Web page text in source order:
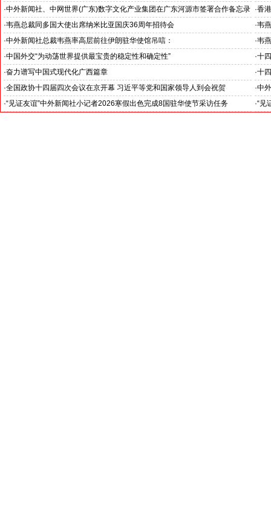
证
·中外新闻社、中网世界(广东)数字文化产业集团在广东河源市签署合作备忘录 ·香
·韦燕总裁同多国大使出席纳米比亚国庆36周年招待会 ·韦
·中外新闻社总裁韦燕率高层前往伊朗驻华使馆吊唁：
对哈梅内伊最高领袖遇难表示沉痛哀悼
·韦
·中国外交“为动荡世界提供最宝贵的稳定性和确定性”
王毅外长记者会勾勒出中国与世界互动新方位
·十
锚
·奋力谱写中国式现代化广西篇章
--中外新闻社2026全国两会报道之三
·十
--中
·全国政协十四届四次会议在京开幕 习近平等党和国家领导人到会祝贺
--中外新闻社2026全国两会报道之一
·中
·“见证友谊”中外新闻社小记者2026寒假出色完成8国驻华使节采访任务
·“见